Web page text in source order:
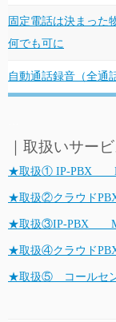
固定電話は決まった
何でも可に
自動通話録音（全通
｜取扱いサー
★取扱① IP-PBX
★取扱②クラウド
★取扱③IP-PBX
★取扱④クラウド
★取扱⑤ コールセ